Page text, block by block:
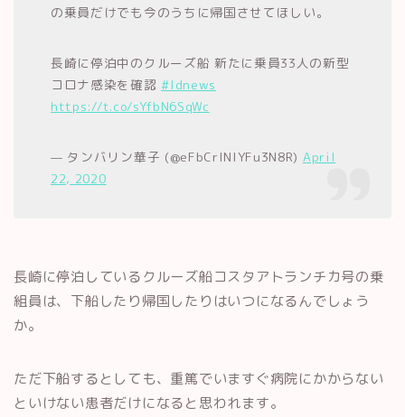
の乗員だけでも今のうちに帰国させてほしい。
長崎に停泊中のクルーズ船 新たに乗員33人の新型
コロナ感染を確認#ldnews
https://t.co/sYfbN6SqWc
— タンバリン華子 (@eFbCrlNlYFu3N8R) April
22, 2020
長崎に停泊しているクルーズ船コスタアトランチカ号の乗
組員は、下船したり帰国したりはいつになるんでしょう
か。
ただ下船するとしても、重篤でいますぐ病院にかからない
といけない患者だけになると思われます。